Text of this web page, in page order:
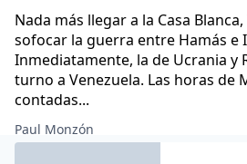
Nada más llegar a la Casa
sofocar la guerra entre Hamás e
Inmediatamente, la de Ucrania y
turno a Venezuela. Las horas de
contadas...
Paul Monzón